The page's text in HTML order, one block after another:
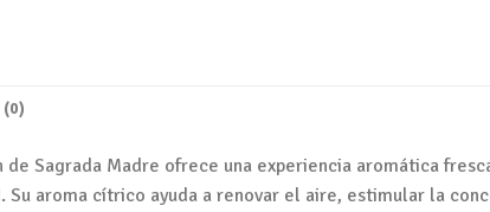
(0)
de Sagrada Madre ofrece una experiencia aromática
aroma cítrico ayuda a renovar el aire, estimular la